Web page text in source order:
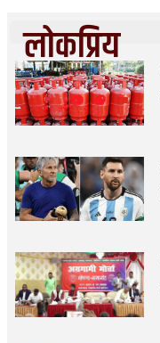
लोकप्रिय